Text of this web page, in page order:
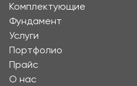
Комплектующие
Фундамент
Услуги
Портфолио
Прайс
О нас